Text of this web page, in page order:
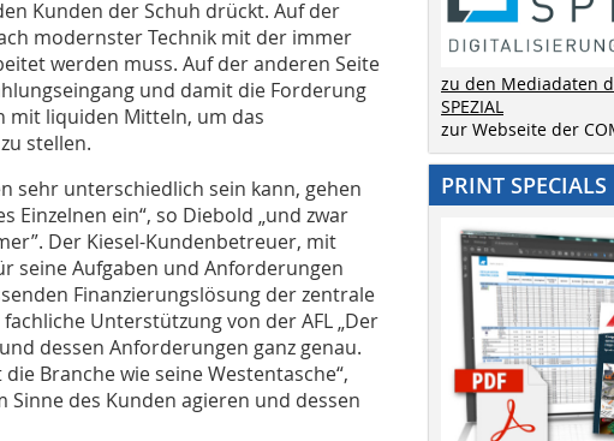
Kunden der Schuh drückt. Auf der
modernster Technik mit der immer
werden muss. Auf der anderen Seite
und damit die Forderung
mit liquiden Mitteln, um das
stellen.
sehr unterschiedlich sein kann, gehen
Einzelnen ein“, so Diebold „und zwar
Der Kiesel-Kundenbetreuer, mit
seine Aufgaben und Anforderungen
Finanzierungslösung der zentrale
Unterstützung von der AFL „Der
dessen Anforderungen ganz genau.
Branche wie seine Westentasche“,
des Kunden agieren und dessen
zu den Mediadaten
SPEZIAL
zur Webseite der
PRINT SPECIALS